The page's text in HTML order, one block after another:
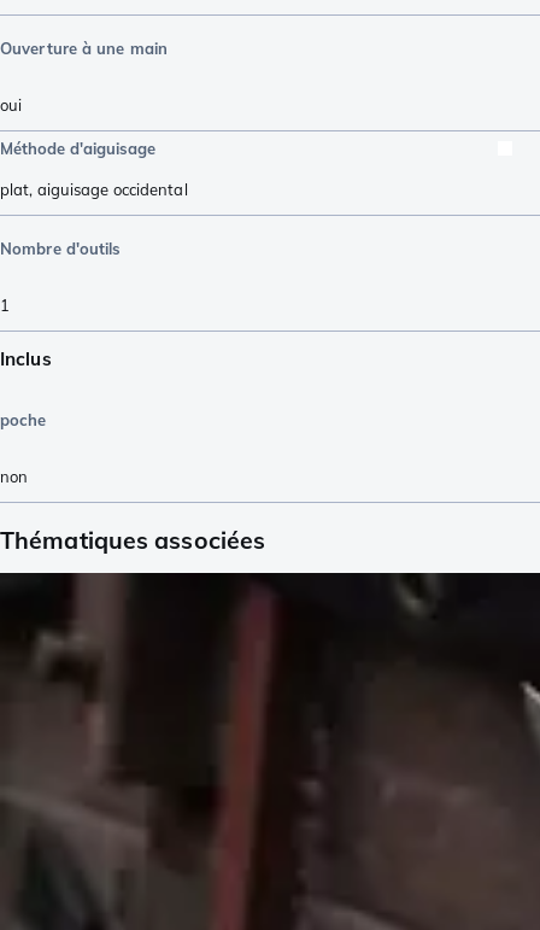
Ouverture à une main
oui
Méthode d'aiguisage
plat, aiguisage occidental
Nombre d'outils
1
Inclus
poche
non
Thématiques associées